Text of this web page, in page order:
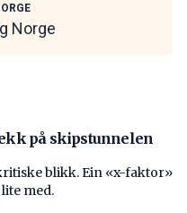
Norge
på skipstunnelen
blikk. Ein «x-faktor»
med.